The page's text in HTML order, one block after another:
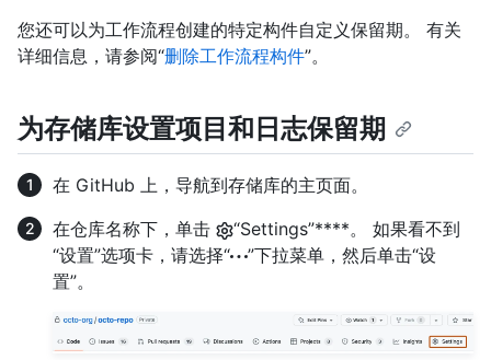
您还可以为工作流程创建的特定构件自定义保留期。 有关
详细信息，请参阅“删除工作流程构件”。
为存储库设置项目和日志保留期
在 GitHub 上，导航到存储库的主页面。
在仓库名称下，单击
“Settings”****。 如果看不到
“设置”选项卡，请选择“
”下拉菜单，然后单击“设
置”。